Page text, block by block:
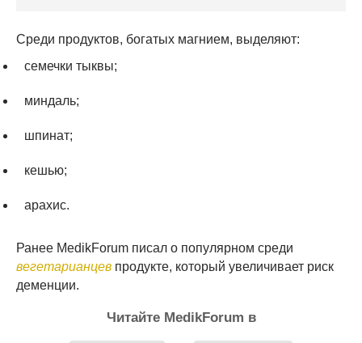
Среди продуктов, богатых магнием, выделяют:
семечки тыквы;
миндаль;
шпинат;
кешью;
арахис.
Ранее MedikForum писал о популярном среди
вегетарианцев продукте, который увеличивает риск
деменции.
Читайте MedikForum в